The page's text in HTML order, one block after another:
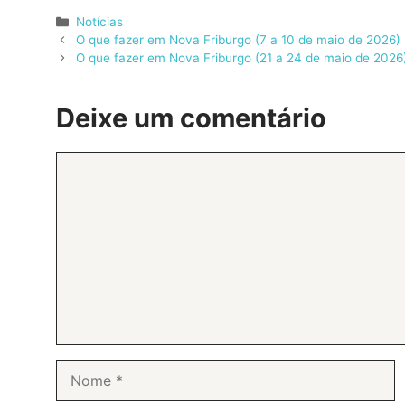
Categorias
Notícias
O que fazer em Nova Friburgo (7 a 10 de maio de 2026)
O que fazer em Nova Friburgo (21 a 24 de maio de
Deixe um comentário